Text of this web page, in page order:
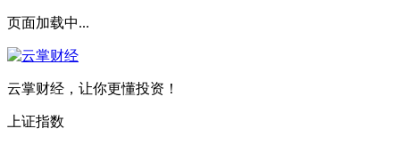
页面加载中...
云掌财经，让你更懂投资！
上证指数